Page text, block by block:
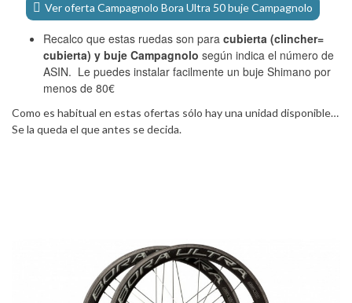
Ver oferta Campagnolo Bora Ultra 50 buje Campagnolo
Recalco que estas ruedas son para cubierta (clincher=
cubierta) y buje Campagnolo según indica el número de
ASIN. Le puedes instalar facilmente un buje Shimano por
menos de 80€
Como es habitual en estas ofertas sólo hay una unidad disponible…
Se la queda el que antes se decida.